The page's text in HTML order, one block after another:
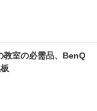
教室の必需品、BenQ